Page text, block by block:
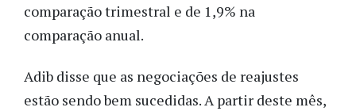
comparação trimestral e de 1,9% na
comparação anual.
Adib disse que as negociações de reajustes
estão sendo bem sucedidas. A partir deste mês,